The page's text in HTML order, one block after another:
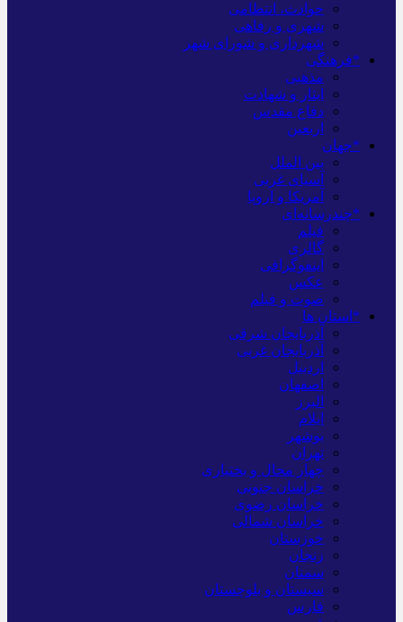
حوادث، انتظامی
شهری و رفاهی
شهرداری و شورای شهر
*فرهنگی
مذهبی
ایثار و شهادت
دفاع مقدس
اربعین
*جهان
بین الملل
آسیای غربی
آمریکا و اروپا
*چندرسانه‌ای
فیلم
گالری
اینفوگرافی
عکس
صوت و فیلم
*استان ها
آذربایجان شرقی
آذربایجان غربی
اردبیل
اصفهان
البرز
ایلام
بوشهر
تهران
چهار محال و بختیاری
خراسان جنوبی
خراسان رضوی
خراسان شمالی
خوزستان
زنجان
سمنان
سیستان و بلوچستان
فارس